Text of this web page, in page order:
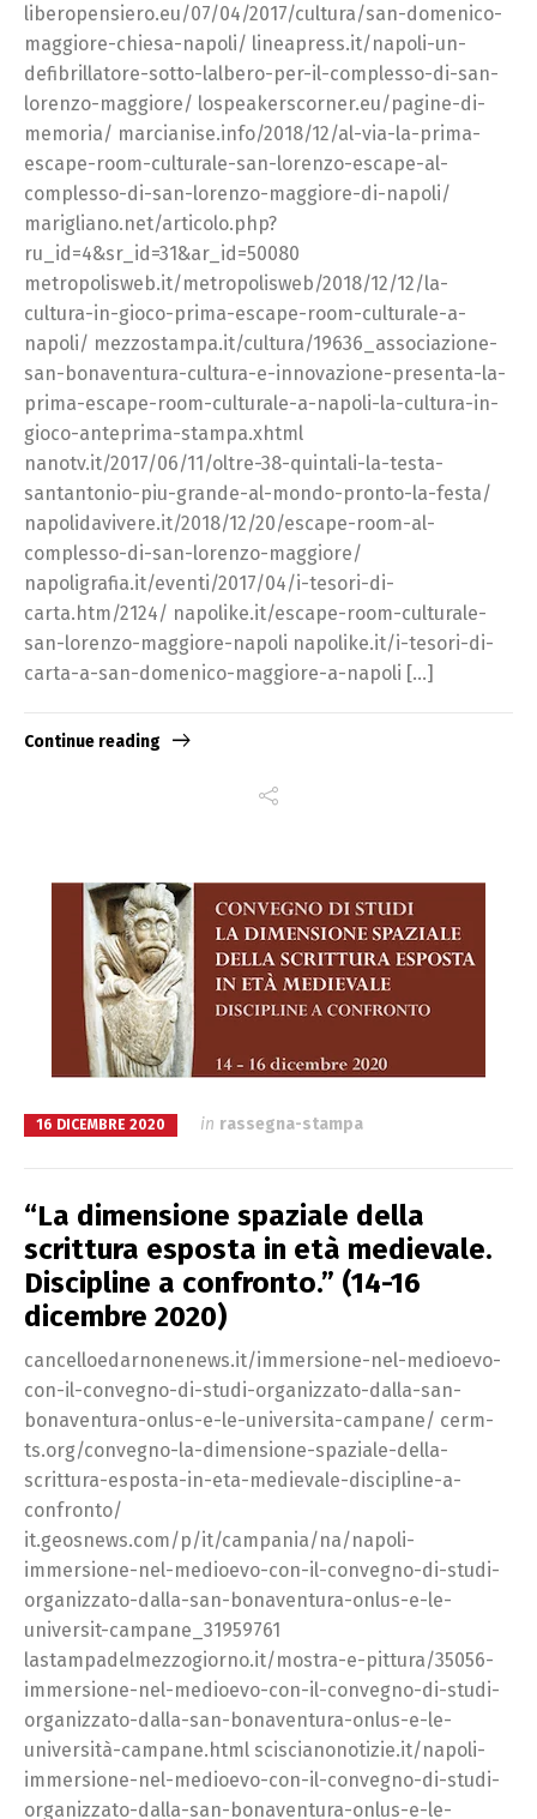
liberopensiero.eu/07/04/2017/cultura/san-domenico-
maggiore-chiesa-napoli/ lineapress.it/napoli-un-
defibrillatore-sotto-lalbero-per-il-complesso-di-san-
lorenzo-maggiore/ lospeakerscorner.eu/pagine-di-
memoria/ marcianise.info/2018/12/al-via-la-prima-
escape-room-culturale-san-lorenzo-escape-al-
complesso-di-san-lorenzo-maggiore-di-napoli/
marigliano.net/articolo.php?
ru_id=4&sr_id=31&ar_id=50080
metropolisweb.it/metropolisweb/2018/12/12/la-
cultura-in-gioco-prima-escape-room-culturale-a-
napoli/ mezzostampa.it/cultura/19636_associazione-
san-bonaventura-cultura-e-innovazione-presenta-la-
prima-escape-room-culturale-a-napoli-la-cultura-in-
gioco-anteprima-stampa.xhtml
nanotv.it/2017/06/11/oltre-38-quintali-la-testa-
santantonio-piu-grande-al-mondo-pronto-la-festa/
napolidavivere.it/2018/12/20/escape-room-al-
complesso-di-san-lorenzo-maggiore/
napoligrafia.it/eventi/2017/04/i-tesori-di-
carta.htm/2124/ napolike.it/escape-room-culturale-
san-lorenzo-maggiore-napoli napolike.it/i-tesori-di-
carta-a-san-domenico-maggiore-a-napoli […]
Continue reading
16 DICEMBRE 2020 in rassegna-stampa
“La dimensione spaziale della
scrittura esposta in età medievale.
Discipline a confronto.” (14-16
dicembre 2020)
cancelloedarnonenews.it/immersione-nel-medioevo-
con-il-convegno-di-studi-organizzato-dalla-san-
bonaventura-onlus-e-le-universita-campane/ cerm-
ts.org/convegno-la-dimensione-spaziale-della-
scrittura-esposta-in-eta-medievale-discipline-a-
confronto/
it.geosnews.com/p/it/campania/na/napoli-
immersione-nel-medioevo-con-il-convegno-di-studi-
organizzato-dalla-san-bonaventura-onlus-e-le-
universit-campane_31959761
lastampadelmezzogiorno.it/mostra-e-pittura/35056-
immersione-nel-medioevo-con-il-convegno-di-studi-
organizzato-dalla-san-bonaventura-onlus-e-le-
università-campane.html sciscianonotizie.it/napoli-
immersione-nel-medioevo-con-il-convegno-di-studi-
organizzato-dalla-san-bonaventura-onlus-e-le-